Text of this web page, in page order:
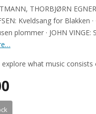
THORBJØRN
Kveldsang for Blakken ·
plommer · JOHN
explore what music consists